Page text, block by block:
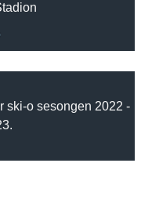
ski-o sesongen 2022 -